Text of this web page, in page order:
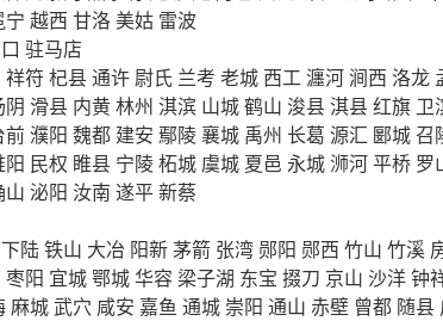
宁 越西 甘洛 美姑 雷波
驻马店
祥符 杞县通许 尉氏 兰考 老城 西工瀍河涧西 洛龙
阴 滑县 内黄林州 淇滨 山城鹤山 浚县淇县红旗 卫
前濮阳 魏都 建安 鄢陵襄城 禹州 长葛 源汇 郾城召
阳 民权 睢县 宁陵柘城 虞城 夏邑 永城浉河平桥 罗
山 泌阳 汝南 遂平新蔡
下陆铁山 大冶 阳新茅箭 张湾 郧阳 郧西 竹山 竹溪
枣阳 宜城鄂城华容 梁子湖 东宝 掇刀 京山 沙洋钟
麻城武穴 咸安 嘉鱼 通城 崇阳 通山 赤壁 曾都 随县